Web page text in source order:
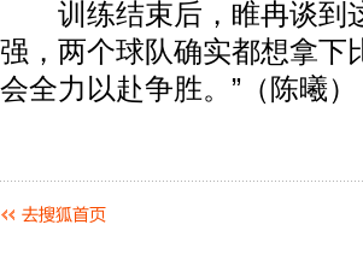
训练结束后，睢冉谈到
强，两个球队确实都想拿下
会全力以赴争胜。”（陈曦）